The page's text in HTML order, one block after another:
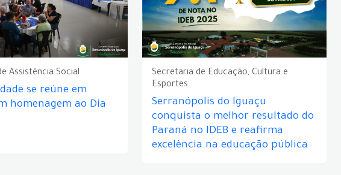
Assistência Social
se reúne em
homenagem ao Dia
Secretaria de Educação, Cultura e
Esportes
Serranópolis do Iguaçu
conquista o melhor resultado do
Paraná no IDEB e reafirma
excelência na educação pública